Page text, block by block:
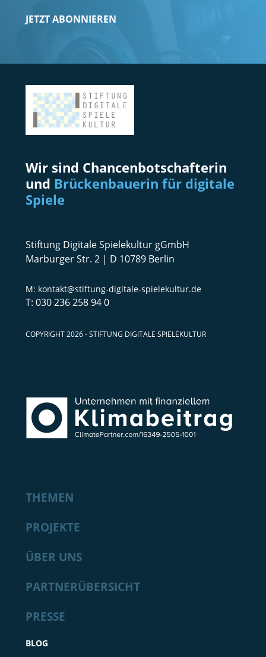
JETZT ABONNIEREN
Wir sind Chancenbotschafterin
und Brückenbauerin für digitale
Spiele
Stiftung Digitale Spielekultur gGmbH
Marburger Str. 2 | D 10789 Berlin
kontakt@stiftung-digitale-spielekultur.de
030 236 258 94 0
COPYRIGHT 2026 - STIFTUNG DIGITALE SPIELEKULTUR
THEMEN
PROJEKTE
ÜBER UNS
PARTNERÜBERSICHT
PRESSE
BLOG